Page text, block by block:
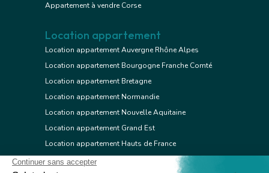
Appartement à vendre Corse
Location appartement
Location appartement Auvergne Rhône Alpes
Location appartement Bourgogne Franche Comté
Location appartement Bretagne
Location appartement Normandie
Location appartement Nouvelle Aquitaine
Location appartement Grand Est
Location appartement Hauts de France
Location appartement Ile de France